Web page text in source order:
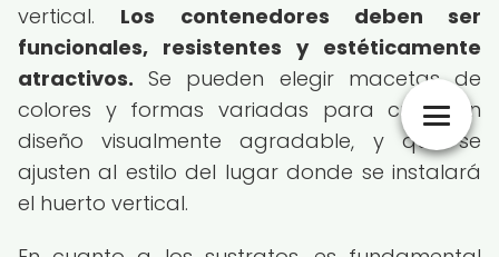
vertical. Los contenedores deben ser
funcionales, resistentes y estéticamente
atractivos. Se pueden elegir macetas de
colores y formas variadas para crear un
diseño visualmente agradable, y que se
ajusten al estilo del lugar donde se instalará
el huerto vertical.